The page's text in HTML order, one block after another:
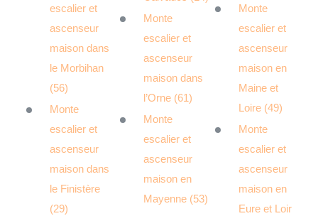
escalier et
ascenseur
maison dans
le Morbihan
(56)
Monte
escalier et
ascenseur
maison dans
le Finistère
(29)
Monte
escalier et
ascenseur
maison dans
l’Orne (61)
Monte
escalier et
ascenseur
maison en
Mayenne (53)
Monte
escalier et
ascenseur
maison en
Maine et
Loire (49)
Monte
escalier et
ascenseur
maison en
Eure et Loir